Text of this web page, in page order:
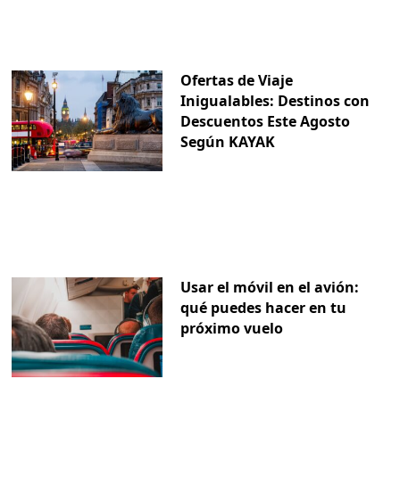
Ofertas de Viaje
Inigualables: Destinos con
Descuentos Este Agosto
Según KAYAK
Usar el móvil en el avión:
qué puedes hacer en tu
próximo vuelo